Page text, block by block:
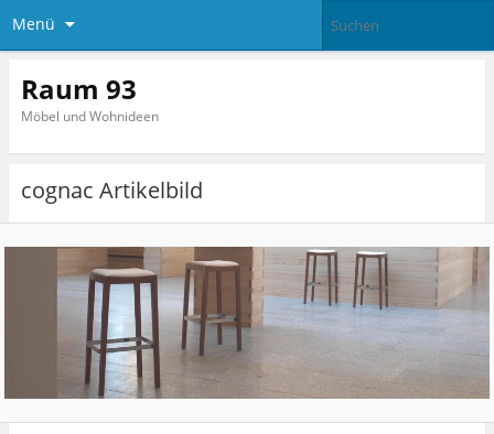
Menü
Raum 93
Möbel und Wohnideen
cognac Artikelbild